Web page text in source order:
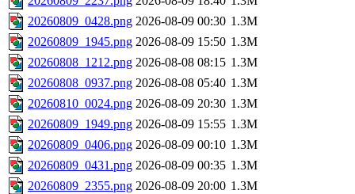
20260809_0428.png 2026-08-09 00:30 1.3M
20260809_1945.png 2026-08-09 15:50 1.3M
20260808_1212.png 2026-08-08 08:15 1.3M
20260808_0937.png 2026-08-08 05:40 1.3M
20260810_0024.png 2026-08-09 20:30 1.3M
20260809_1949.png 2026-08-09 15:55 1.3M
20260809_0406.png 2026-08-09 00:10 1.3M
20260809_0431.png 2026-08-09 00:35 1.3M
20260809_2355.png 2026-08-09 20:00 1.3M